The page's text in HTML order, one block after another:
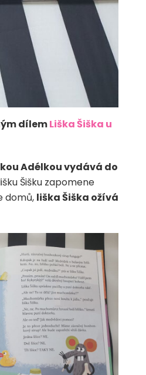
dílemLiška Šiška u
Adélkou vydává do
Šišku zapomene
domů, liška Šiška ožívá